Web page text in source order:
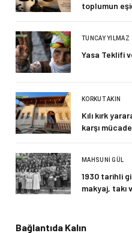
toplumun
TUNCAY YILMAZ
Yasa Teklifi
KORKUT AKIN
Kılı kırk
karşı
MAHSUNI GÜL
1930 tarihli
makyaj, takı
Bağlantıda Kalın